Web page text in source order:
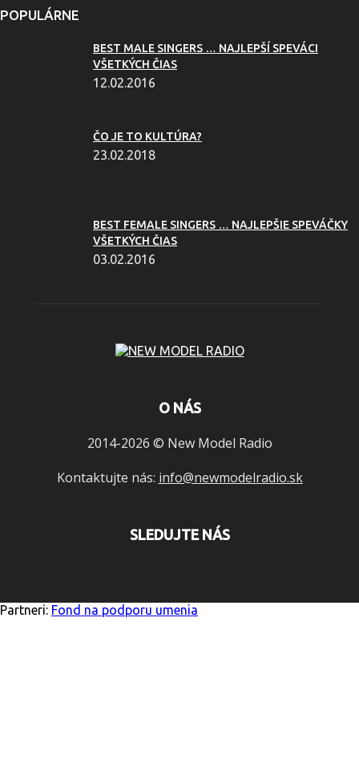
POPULÁRNE
BEST MALE SINGERS … NAJLEPŠÍ SPEVÁCI
VŠETKÝCH ČIAS
12.02.2016
ČO JE TO KULTÚRA?
23.02.2018
BEST FEMALE SINGERS … NAJLEPŠIE SPEVÁČKY
VŠETKÝCH ČIAS
03.02.2016
O NÁS
2014-2026 © New Model Radio
Kontaktujte nás: info@newmodelradio.sk
SLEDUJTE NÁS
Partneri: Fond na podporu umenia